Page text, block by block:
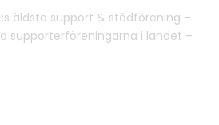
äldsta support & stödförening –
supporterföreningarna i landet –